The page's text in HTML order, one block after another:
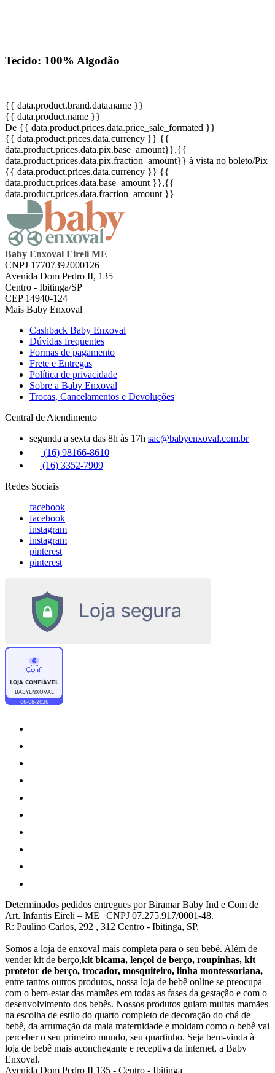
Tecido: 100% Algodão
{{ data.product.brand.data.name }}
{{ data.product.name }}
De {{ data.product.prices.data.price_sale_formated }}
{{ data.product.prices.data.currency }} {{
data.product.prices.data.pix.base_amount}},{{
data.product.prices.data.pix.fraction_amount}} à vista no boleto/Pix
{{ data.product.prices.data.currency }} {{
data.product.prices.data.base_amount }},{{
data.product.prices.data.fraction_amount }}
Baby Enxoval Eireli ME
CNPJ 17707392000126
Avenida Dom Pedro II, 135
Centro - Ibitinga/SP
CEP 14940-124
Mais Baby Enxoval
Cashback Baby Enxoval
Dúvidas frequentes
Formas de pagamento
Frete e Entregas
Política de privacidade
Sobre a Baby Enxoval
Trocas, Cancelamentos e Devoluções
Central de Atendimento
segunda a sexta das 8h às 17h sac@babyenxoval.com.br
(16) 98166-8610
(16) 3352-7909
Redes Sociais
facebook
facebook
instagram
instagram
pinterest
pinterest
Determinados pedidos entregues por Biramar Baby Ind e Com de
Art. Infantis Eireli – ME | CNPJ 07.275.917/0001-48.
R: Paulino Carlos, 292 , 312 Centro - Ibitinga, SP.
Somos a loja de enxoval mais completa para o seu bebê. Além de
vender kit de berço,kit bicama, lençol de berço, roupinhas, kit
protetor de berço, trocador, mosquiteiro, linha montessoriana,
entre tantos outros produtos, nossa loja de bebê online se preocupa
com o bem-estar das mamães em todas as fases da gestação e com o
desenvolvimento dos bebês. Nossos produtos guiam muitas mamães
na escolha de estilo do quarto completo de decoração do chá de
bebê, da arrumação da mala maternidade e moldam como o bebê vai
perceber o seu primeiro mundo, seu quartinho. Seja bem-vinda à
loja de bebê mais aconchegante e receptiva da internet, a Baby
Enxoval.
Avenida Dom Pedro II 135 - Centro - Ibitinga